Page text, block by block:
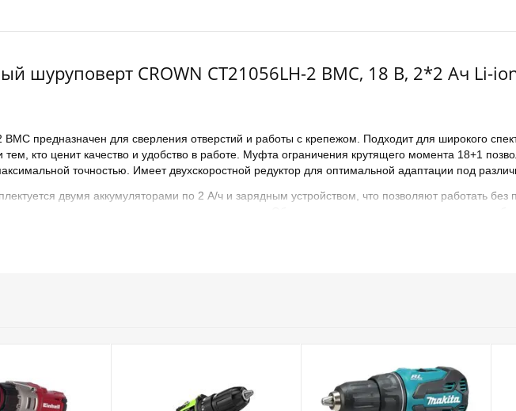
шуруповерт CROWN CT21056LH-2 BMC, 18 В, 2*2 Ач Li-
предназначен для сверления отверстий и работы с крепежом. Подходит для широкого
кто ценит качество и удобство в работе. Муфта ограничения крутящего момента 18+1
точностью. Имеет двухскоростной редуктор для оптимальной адаптации под
двумя аккумуляторами по 2 А/ч и зарядным устройством, что позволяют работать без
поверхностях. Для удобства ношения и работы на высоте имеется поясная клипса, тем